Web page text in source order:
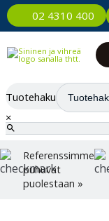
02 4310 400
Tuotehaku
×
Referenssimme
puhuvat
puolestaan »